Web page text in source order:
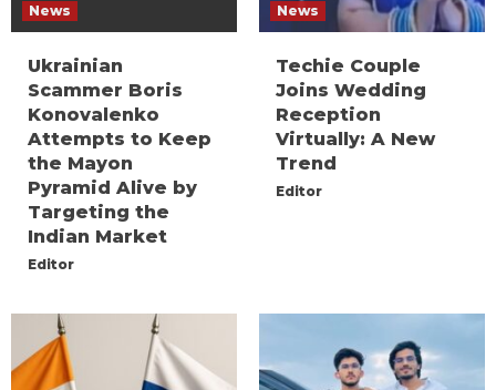
News
Ukrainian
Scammer Boris
Konovalenko
Attempts to Keep
the Mayon
Pyramid Alive by
Targeting the
Indian Market
Editor
News
Techie Couple
Joins Wedding
Reception
Virtually: A New
Trend
Editor